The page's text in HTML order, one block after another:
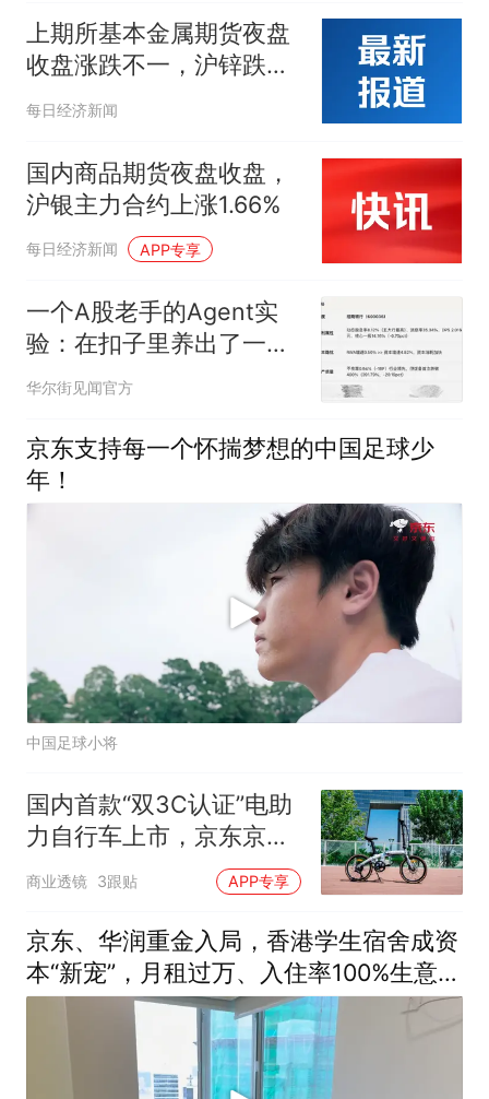
上期所基本金属期货夜盘
收盘涨跌不一，沪锌跌
1.54%
每日经济新闻
国内商品期货夜盘收盘，
沪银主力合约上涨1.66%
每日经济新闻 APP专享
一个A股老手的Agent实
验：在扣子里养出了一个
投研助理
华尔街见闻官方
京东支持每一个怀揣梦想的中国足球少
年！
中国足球小将
国内首款“双3C认证”电助
力自行车上市，京东京造
率先完成全链路安全认证
商业透镜 3跟贴 APP专享
京东、华润重金入局，香港学生宿舍成资
本“新宠”，月租过万、入住率100%生意爆
火